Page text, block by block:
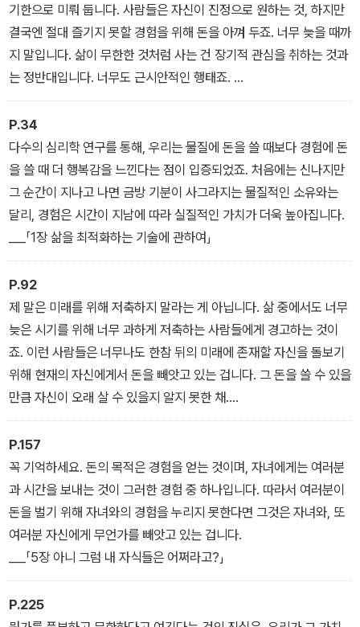
기한으로 미뤄 둡니다. 사람들은 자신이 진정으로 원하는 것, 하지만
결국엔 절대 즐기지 못할 경험을 위해 돈을 아껴 두죠. 너무 늦을 때까
지 말입니다. 삶이 무한한 것처럼 사는 건 장기적 관심을 취하는 것과
는 정반대입니다. 너무도 근시안적인 행태죠.
___「1장 삶을 최적화하는 기술에 관하여」
P.34
다수의 심리학 연구를 통해, 우리는 물질에 돈을 쓸 때보다 경험에 돈
을 쓸 때 더 행복감을 느낀다는 점이 입증되었죠. 처음에는 신나지만
그 순간이 지나고 나면 금방 기분이 사그라지는 물질적인 소유와는
달리, 경험은 시간이 지남에 따라 실질적인 가치가 더욱 높아집니다.
___「1장 삶을 최적화하는 기술에 관하여」
P.92
제 말은 미래를 위해 저축하지 말라는 게 아닙니다. 삶 중에서도 너무
늦은 시기를 위해 너무 과하게 저축하는 사람들에게 경고하는 것이
죠. 이런 사람들은 너무나도 한참 뒤의 미래에 존재할 자신을 돌보기
위해 현재의 자신에게서 돈을 빼앗고 있는 겁니다. 그 돈을 쓸 수 있을
만큼 자신이 오래 살 수 있을지 알지 못한 채.
___「3장 왜 다 쓰고 죽어야 하는가?」
P.157
꼭 기억하세요. 돈의 목적은 경험을 얻는 것이며, 자녀에게는 여러분
과 시간을 보내는 것이 그러한 경험 중 하나입니다. 따라서 여러분이
돈을 벌기 위해 자녀와의 경험을 누리지 못한다면 그것은 자녀와, 또
여러분 자신에게 무언가를 빼앗고 있는 겁니다.
___「5장 아니 그럼 내 자식들은 어쩌라고?」
P.225